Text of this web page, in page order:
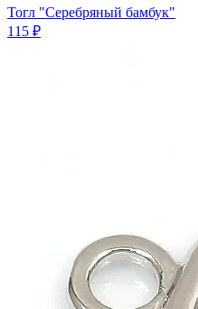
Тогл "Серебряный бамбук"
115 ₽